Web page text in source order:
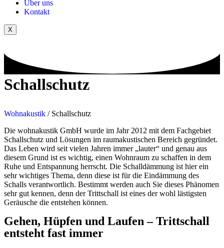
Über uns
Kontakt
X
Schallschutz
Wohnakustik / Schallschutz
Die wohnakustik GmbH wurde im Jahr 2012 mit dem Fachgebiet
Schallschutz und Lösungen im raumakustischen Bereich gegründet.
Das Leben wird seit vielen Jahren immer „lauter“ und genau aus
diesem Grund ist es wichtig, einen Wohnraum zu schaffen in dem
Ruhe und Entspannung herrscht. Die Schalldämmung ist hier ein
sehr wichtiges Thema, denn diese ist für die Eindämmung des
Schalls verantwortlich. Bestimmt werden auch Sie dieses Phänomen
sehr gut kennen, denn der Trittschall ist eines der wohl lästigsten
Geräusche die entstehen können.
Gehen, Hüpfen und Laufen – Trittschall
entsteht fast immer